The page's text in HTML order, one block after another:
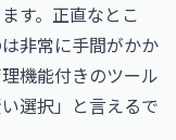
す。正直なとこ
非常に手間がかか
機能付きのツール
選択」と言えるで